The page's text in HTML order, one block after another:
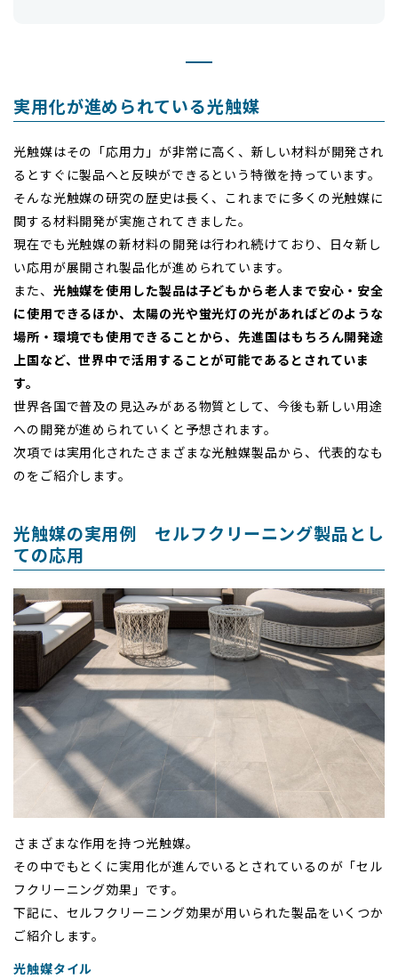
実用化が進められている光触媒
光触媒はその「応用力」が非常に高く、新しい材料が開発され
るとすぐに製品へと反映ができるという特徴を持っています。
そんな光触媒の研究の歴史は長く、これまでに多くの光触媒に
関する材料開発が実施されてきました。
現在でも光触媒の新材料の開発は行われ続けており、日々新し
い応用が展開され製品化が進められています。
また、 光触媒を使用した製品は子どもから老人まで安心・安全
に使用できるほか、太陽の光や蛍光灯の光があればどのような
場所・環境でも使用できることから、先進国はもちろん開発途
上国など、世界中で活用することが可能であるとされていま
す。
世界各国で普及の見込みがある物質として、今後も新しい用途
への開発が進められていくと予想されます。
次項では実用化されたさまざまな光触媒製品から、代表的なも
のをご紹介します。
光触媒の実用例 セルフクリーニング製品とし
ての応用
さまざまな作用を持つ光触媒。
その中でもとくに実用化が進んでいるとされているのが「セル
フクリーニング効果」です。
下記に、セルフクリーニング効果が用いられた製品をいくつか
ご紹介します。
光触媒タイル